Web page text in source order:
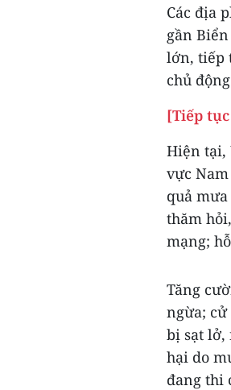
Các địa
gần
lớn, tiếp
chủ
[Tiếp
Hiện tại,
vực
quả
thăm
mạng;
Tăng
ngừa; cử
bị sạt lở,
hại do
đang thi